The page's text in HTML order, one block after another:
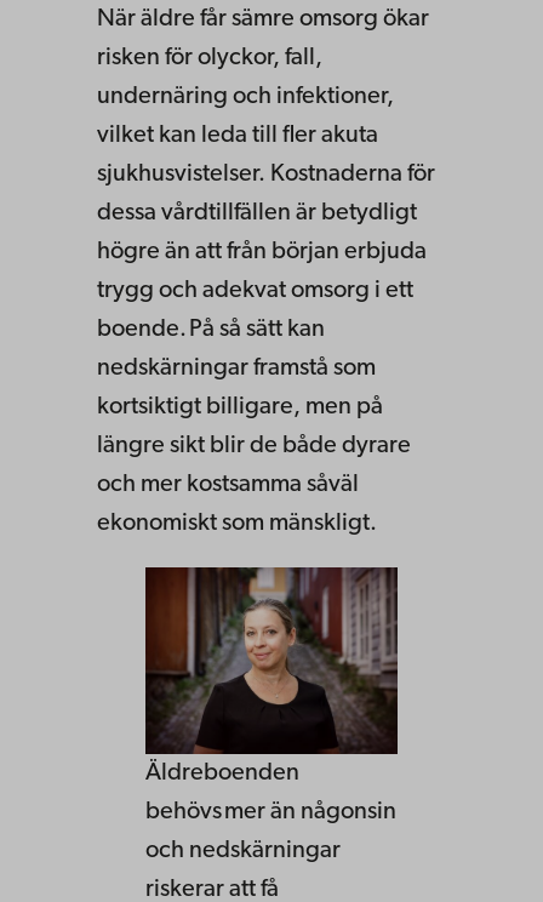
När äldre får sämre omsorg ökar
risken för olyckor, fall,
undernäring och infektioner,
vilket kan leda till fler akuta
sjukhusvistelser. Kostnaderna för
dessa vårdtillfällen är betydligt
högre än att från början erbjuda
trygg och adekvat omsorg i ett
boende. På så sätt kan
nedskärningar framstå som
kortsiktigt billigare, men på
längre sikt blir de både dyrare
och mer kostsamma såväl
ekonomiskt som mänskligt.
Äldreboenden
behövs mer än någonsin
och nedskärningar
riskerar att få